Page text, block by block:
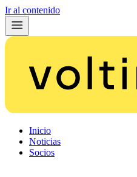
Ir al contenido
Inicio
Noticias
Socios